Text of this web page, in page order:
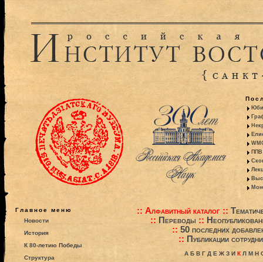
ППВ
Главное меню
Новости
История
К 80-летию Победы
Структура
:: Алфавитный каталог ::
:: Переводы::
:: 50 последних
:: Публикации
А Б В Г Д Е Ж З И К Л М Н